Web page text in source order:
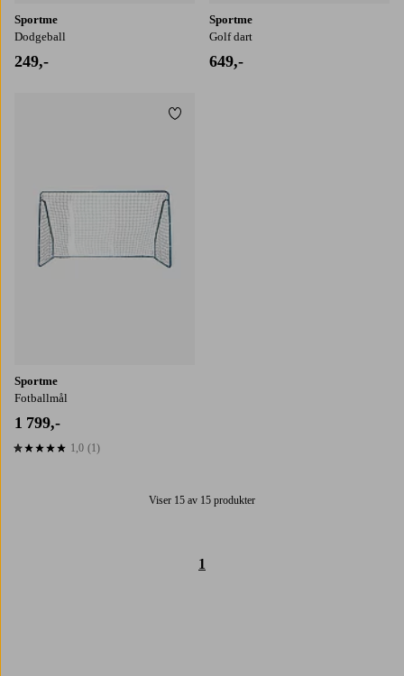
Sportme
Dodgeball
249,-
Sportme
Golf dart
649,-
Sportme
Fotballmål
1 799,-
1,0 basert på 1 karaktergivninger
1,0 (1)
Legg til favoritter
Viser 15 av 15 produkter
1